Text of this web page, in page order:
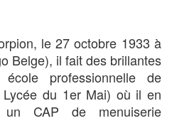
le 27 octobre 1933 à
Belge), il fait des brillantes
professionnelle de
Lycée du 1er Mai) où il en
CAP de menuiserie